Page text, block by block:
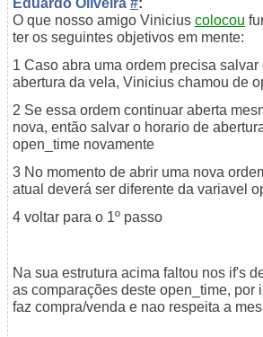
Eduardo Oliveira #:
O que nosso amigo Vinicius colocou
ter os seguintes objetivos em mente:
1 Caso abra uma ordem precisa salvar
abertura da vela, Vinicius chamou de
2 Se essa ordem continuar aberta
nova, então salvar o horario de
open_time novamente
3 No momento de abrir uma nova
atual deverá ser diferente da variavel
4 voltar para o 1º passo
Na sua estrutura acima faltou nos if's
as comparações deste open_time, por
faz compra/venda e nao respeita a